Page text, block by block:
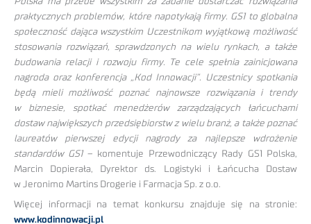
praktycznych problemów, które napotykają firmy. GS1 to globalna
społeczność dająca wszystkim Uczestnikom wyjątkową możliwość
stosowania rozwiązań, sprawdzonych na wielu rynkach, a także
budowania relacji i rozwoju firmy. Te cele spełnia zainicjowana
nagroda oraz konferencja „Kod Innowacji”. Uczestnicy spotkania
będą mieli możliwość poznać najnowsze rozwiązania i trendy
w biznesie, spotkać menedżerów zarządzających łańcuchami
dostaw największych przedsiębiorstw z wielu branż, a także poznać
laureatów pierwszej edycji nagrody za najlepsze wdrożenie
standardów GS1– komentuje Przewodniczący Rady GS1 Polska,
Marcin Dopierała, Dyrektor ds. Logistyki i Łańcucha Dostaw
w Jeronimo Martins Drogerie i Farmacja Sp. z o.o.
Więcej informacji na temat konkursu znajduje się na stronie:
www.kodinnowacji.pl